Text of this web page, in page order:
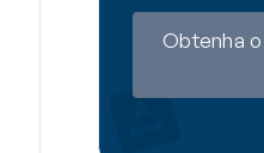
Obtenha